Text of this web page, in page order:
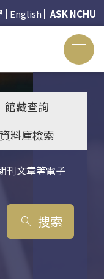
English ASK NCHU
館藏查詢
資料庫檢索
刊文章等電子
search 搜索